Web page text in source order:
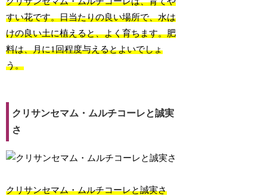
すい花です。日当たりの良い場所で、水は
けの良い土に植えると、よく育ちます。肥
料は、月に1回程度与えるとよいでしょ
う。
クリサンセマム・ムルチコーレと誠実
さ
クリサンセマム・ムルチコーレと誠実さ